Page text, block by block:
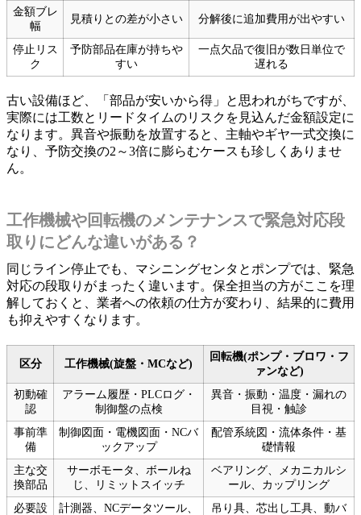
金額ブレ
幅
見積りとの差が小さい 分解後に追加費用が出やすい
停止リス
ク
予防部品在庫が持ちや
すい
一点欠品で復旧が数日単位で
遅れる
古い設備ほど、「部品が安いから得」と思われがちですが、
実際には工数とリードタイムのリスクを見込んだ金額設定に
なります。異音や振動を放置すると、主軸やギヤ一式交換に
なり、予防交換の2～3倍に膨らむケースも珍しくありませ
ん。
工作機械や回転機のメンテナンスで緊急対応段
取りにどんな違いがある？
同じライン停止でも、マシニングセンタとポンプでは、緊急
対応の段取りがまったく違います。保全担当の方がここを理
解しておくと、業者への依頼の仕方が変わり、結果的に費用
も抑えやすくなります。
区分 工作機械(旋盤・MCなど)
回転機(ポンプ・ブロワ・フ
ァンなど)
初動確
認
アラーム履歴・PLCログ・
制御盤の点検
異音・振動・温度・漏れの
目視・触診
事前準
備
制御図面・電機図面・NCバ
ックアップ
配管系統図・流体条件・基
礎情報
主な交
換部品
サーボモータ、ボールね
じ、リミットスイッチ
ベアリング、メカニカルシ
ール、カップリング
必要設
計測器、NCデータツール、
吊り具、芯出し工具、動バ